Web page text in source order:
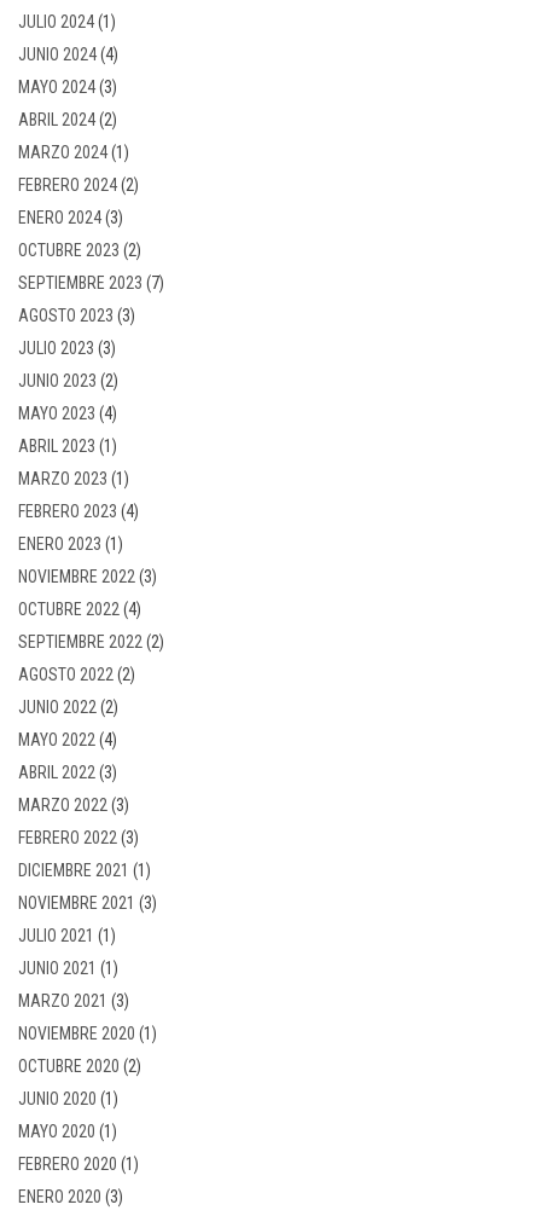
JULIO 2024(1)
JUNIO 2024(4)
MAYO 2024(3)
ABRIL 2024(2)
MARZO 2024(1)
FEBRERO 2024(2)
ENERO 2024(3)
OCTUBRE 2023 (2)
SEPTIEMBRE 2023 (7)
AGOSTO 2023 (3)
JULIO 2023 (3)
JUNIO 2023 (2)
MAYO 2023 (4)
ABRIL 2023 (1)
MARZO 2023 (1)
FEBRERO 2023 (4)
ENERO 2023 (1)
NOVIEMBRE 2022 (3)
OCTUBRE 2022 (4)
SEPTIEMBRE 2022 (2)
AGOSTO 2022 (2)
JUNIO 2022 (2)
MAYO 2022 (4)
ABRIL 2022 (3)
MARZO 2022 (3)
FEBRERO 2022 (3)
DICIEMBRE 2021 (1)
NOVIEMBRE 2021 (3)
JULIO 2021 (1)
JUNIO 2021 (1)
MARZO 2021 (3)
NOVIEMBRE 2020 (1)
OCTUBRE 2020 (2)
JUNIO 2020 (1)
MAYO 2020 (1)
FEBRERO 2020 (1)
ENERO 2020 (3)